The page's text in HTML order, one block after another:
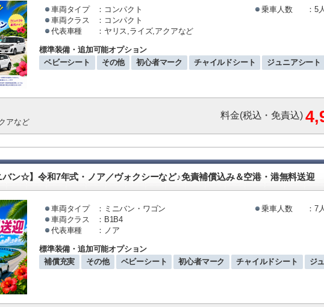
車両タイプ ：コンパクト 乗車人数
：5
車両クラス
：コンパクト
代表車種
：ヤリス,ライズ,アクアなど
標準装備・追加可能オプション
ベビーシート
その他 初心者マーク チャイルドシート ジュニアシート
アなど
料金(税込・免責込)
バン☆】令和7年式・ノア／ヴォクシーなど♪免責補償込み＆空港・港無料送迎
車両タイプ ：ミニバン・ワゴン 乗車人数
：7
車両クラス
：B1B4
代表車種
：ノア
標準装備・追加可能オプション
補償充実
その他 ベビーシート 初心者マーク チャイルドシート ジ